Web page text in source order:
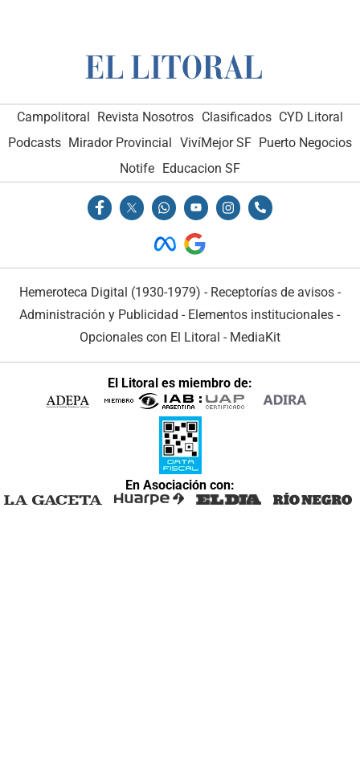
Campolitoral Revista Nosotros Clasificados CYD Litoral
Podcasts Mirador Provincial VivíMejor SF Puerto Negocios
Notife
Educacion SF
Hemeroteca Digital (1930-1979) - Receptorías de avisos -
Administración y Publicidad - Elementos institucionales -
Opcionales con El Litoral - MediaKit
El Litoral es miembro de:
En Asociación con: